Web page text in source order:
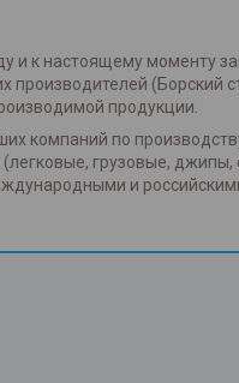
и к настоящему моменту
(Борский
продукции.
компаний по
грузовые,
и